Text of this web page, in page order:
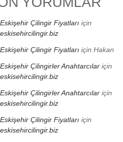
Eskişehir Çilingir Fiyatları için
eskisehircilingir.biz
Eskişehir Çilingir Fiyatları için Hakan
Eskişehir Çilingirler Anahtarcılar için
eskisehircilingir.biz
Eskişehir Çilingirler Anahtarcılar için
eskisehircilingir.biz
Eskişehir Çilingir Fiyatları için
eskisehircilingir.biz